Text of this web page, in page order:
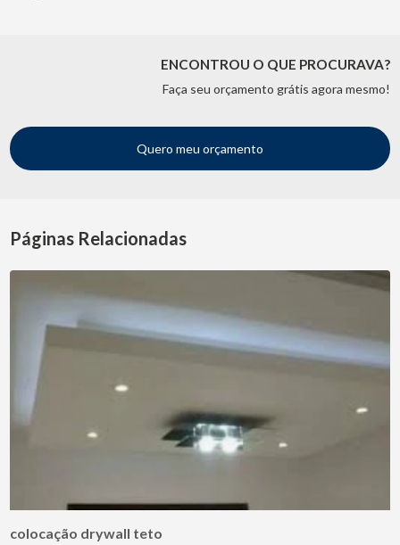
ENCONTROU O QUE PROCURAVA?
Faça seu orçamento grátis agora mesmo!
Quero meu orçamento
Páginas Relacionadas
colocação drywall teto